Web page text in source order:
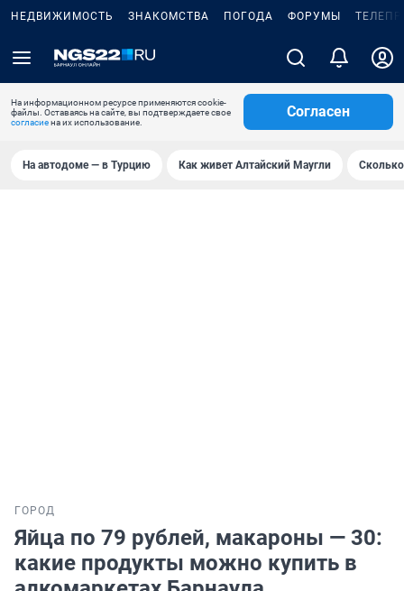
НЕДВИЖИМОСТЬ ЗНАКОМСТВА ПОГОДА ФОРУМЫ
На информационном ресурсе применяются cookie-
файлы. Оставаясь на сайте, вы подтверждаете свое
согласиена их использование.
Согласен
На автодоме — в Турцию Как живет Алтайский Маугли
ГОРОД
Яйца по 79 рублей, макароны — 30:
какие продукты можно купить в